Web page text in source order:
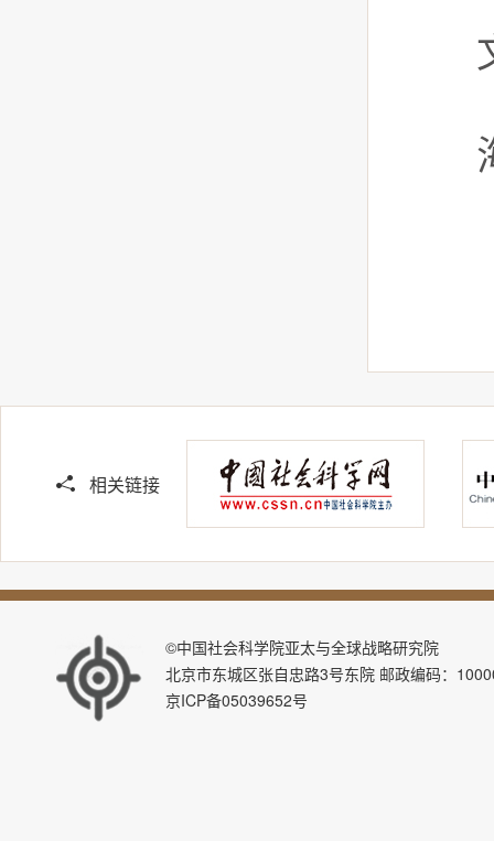
文
海
相关链接
©中国社会科学院亚太与全球战略研究院
北京市东城区张自忠路3号东院 邮政编码：
京ICP备05039652号